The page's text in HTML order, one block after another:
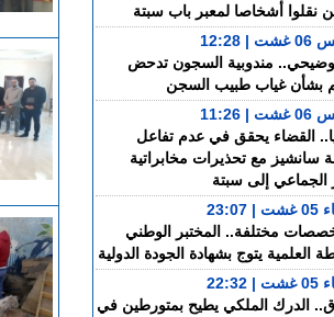
نقلوا أشخاصا لمعبر باب سبتة
12:28
مندوبية السجون تدحض
بشأن غياب طبيب السجن
11:26
القضاء يحقق في عدم تفاعل
سانشيز مع تحذيرات مخابراتية
الجماعي إلى سبتة
مختلفة.. المختبر الوطني
العلمية يتوج بشهادة الجودة الدولية
الدرك الملكي يطيح بمتورطين في